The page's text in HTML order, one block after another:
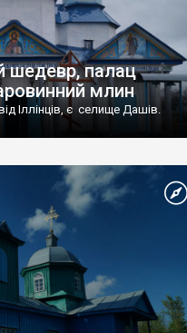
шедевр, палац
млин
Іллінців, є селище Дашів.